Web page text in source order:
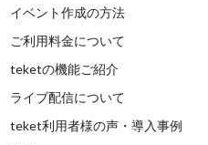
イベント作成の方法
ご利用料金について
teketの機能ご紹介
ライブ配信について
teket利用者様の声・導入事例